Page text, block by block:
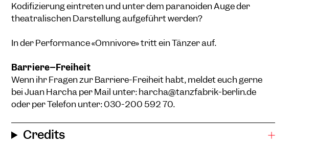
Kodifizierung eintreten und unter dem paranoiden Auge der
theatralischen Darstellung aufgeführt werden?
In der Performance «Omnivore» tritt ein Tänzer auf.
Barriere–Freiheit
Wenn ihr Fragen zur Barriere-Freiheit habt, meldet euch gerne
bei Juan Harcha per Mail unter:harcha@tanzfabrik-berlin.de
oder per Telefon unter: 030-200 592 70.
Credits